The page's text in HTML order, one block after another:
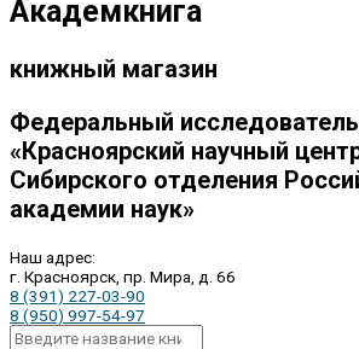
Академкнига
книжный магазин
Федеральный
«Красноярский научный
Сибирского отделения
академии наук»
Наш адрес:
г. Красноярск, пр. Мира, д. 66
8 (391) 227-03-90
8 (950) 997-54-97